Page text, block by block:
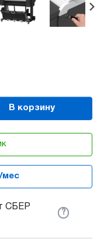
В корзину
/мес
СБЕР
?